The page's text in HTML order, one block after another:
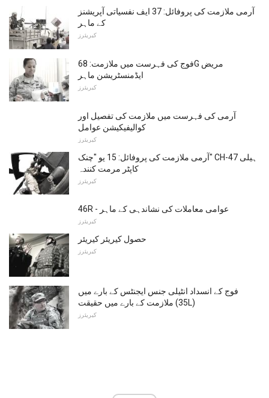
آرمی ملازمت کی پروفائل: 37 ایف نفسیاتی آپریشنز
کے ماہر
کیریئرز
فوج کی فہرست میں ملازمت: 68G مریض
ایڈمنسٹریشن ماہر
کیریئرز
آرمی کی فہرست میں ملازمت کی تفصیل اور
کوالیفیکیشن عوامل
کیریئرز
آرمی ملازمت کی پروفائل: 15 یو "چنک" CH-47 ہیلی
کاپٹر مرمت کنندہ
کیریئرز
46R - عوامی معاملات کی نشاندہی کے ماہر
کیریئرز
حصول کیریئر کیریئر
کیریئرز
فوج کے انسداد انٹیلی جنس ایجنٹس کے بارے میں
ملازمت کے بارے میں حقیقت (35L)
کیریئرز